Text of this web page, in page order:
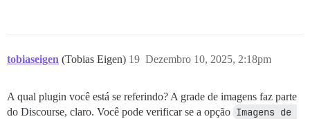
tobiaseigen (Tobias Eigen) Dezembro 10, 2025, 2:18pm
19
A qual plugin você está se referindo? A grade de imagens faz parte
do Discourse, claro. Você pode verificar se a opção Imagens de